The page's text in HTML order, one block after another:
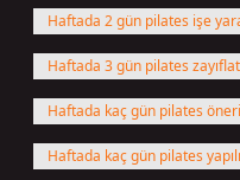
Haftada 2 gün pilates işe
Haftada 3 gün pilates
Haftada kaç gün pilates
Haftada kaç gün pilates